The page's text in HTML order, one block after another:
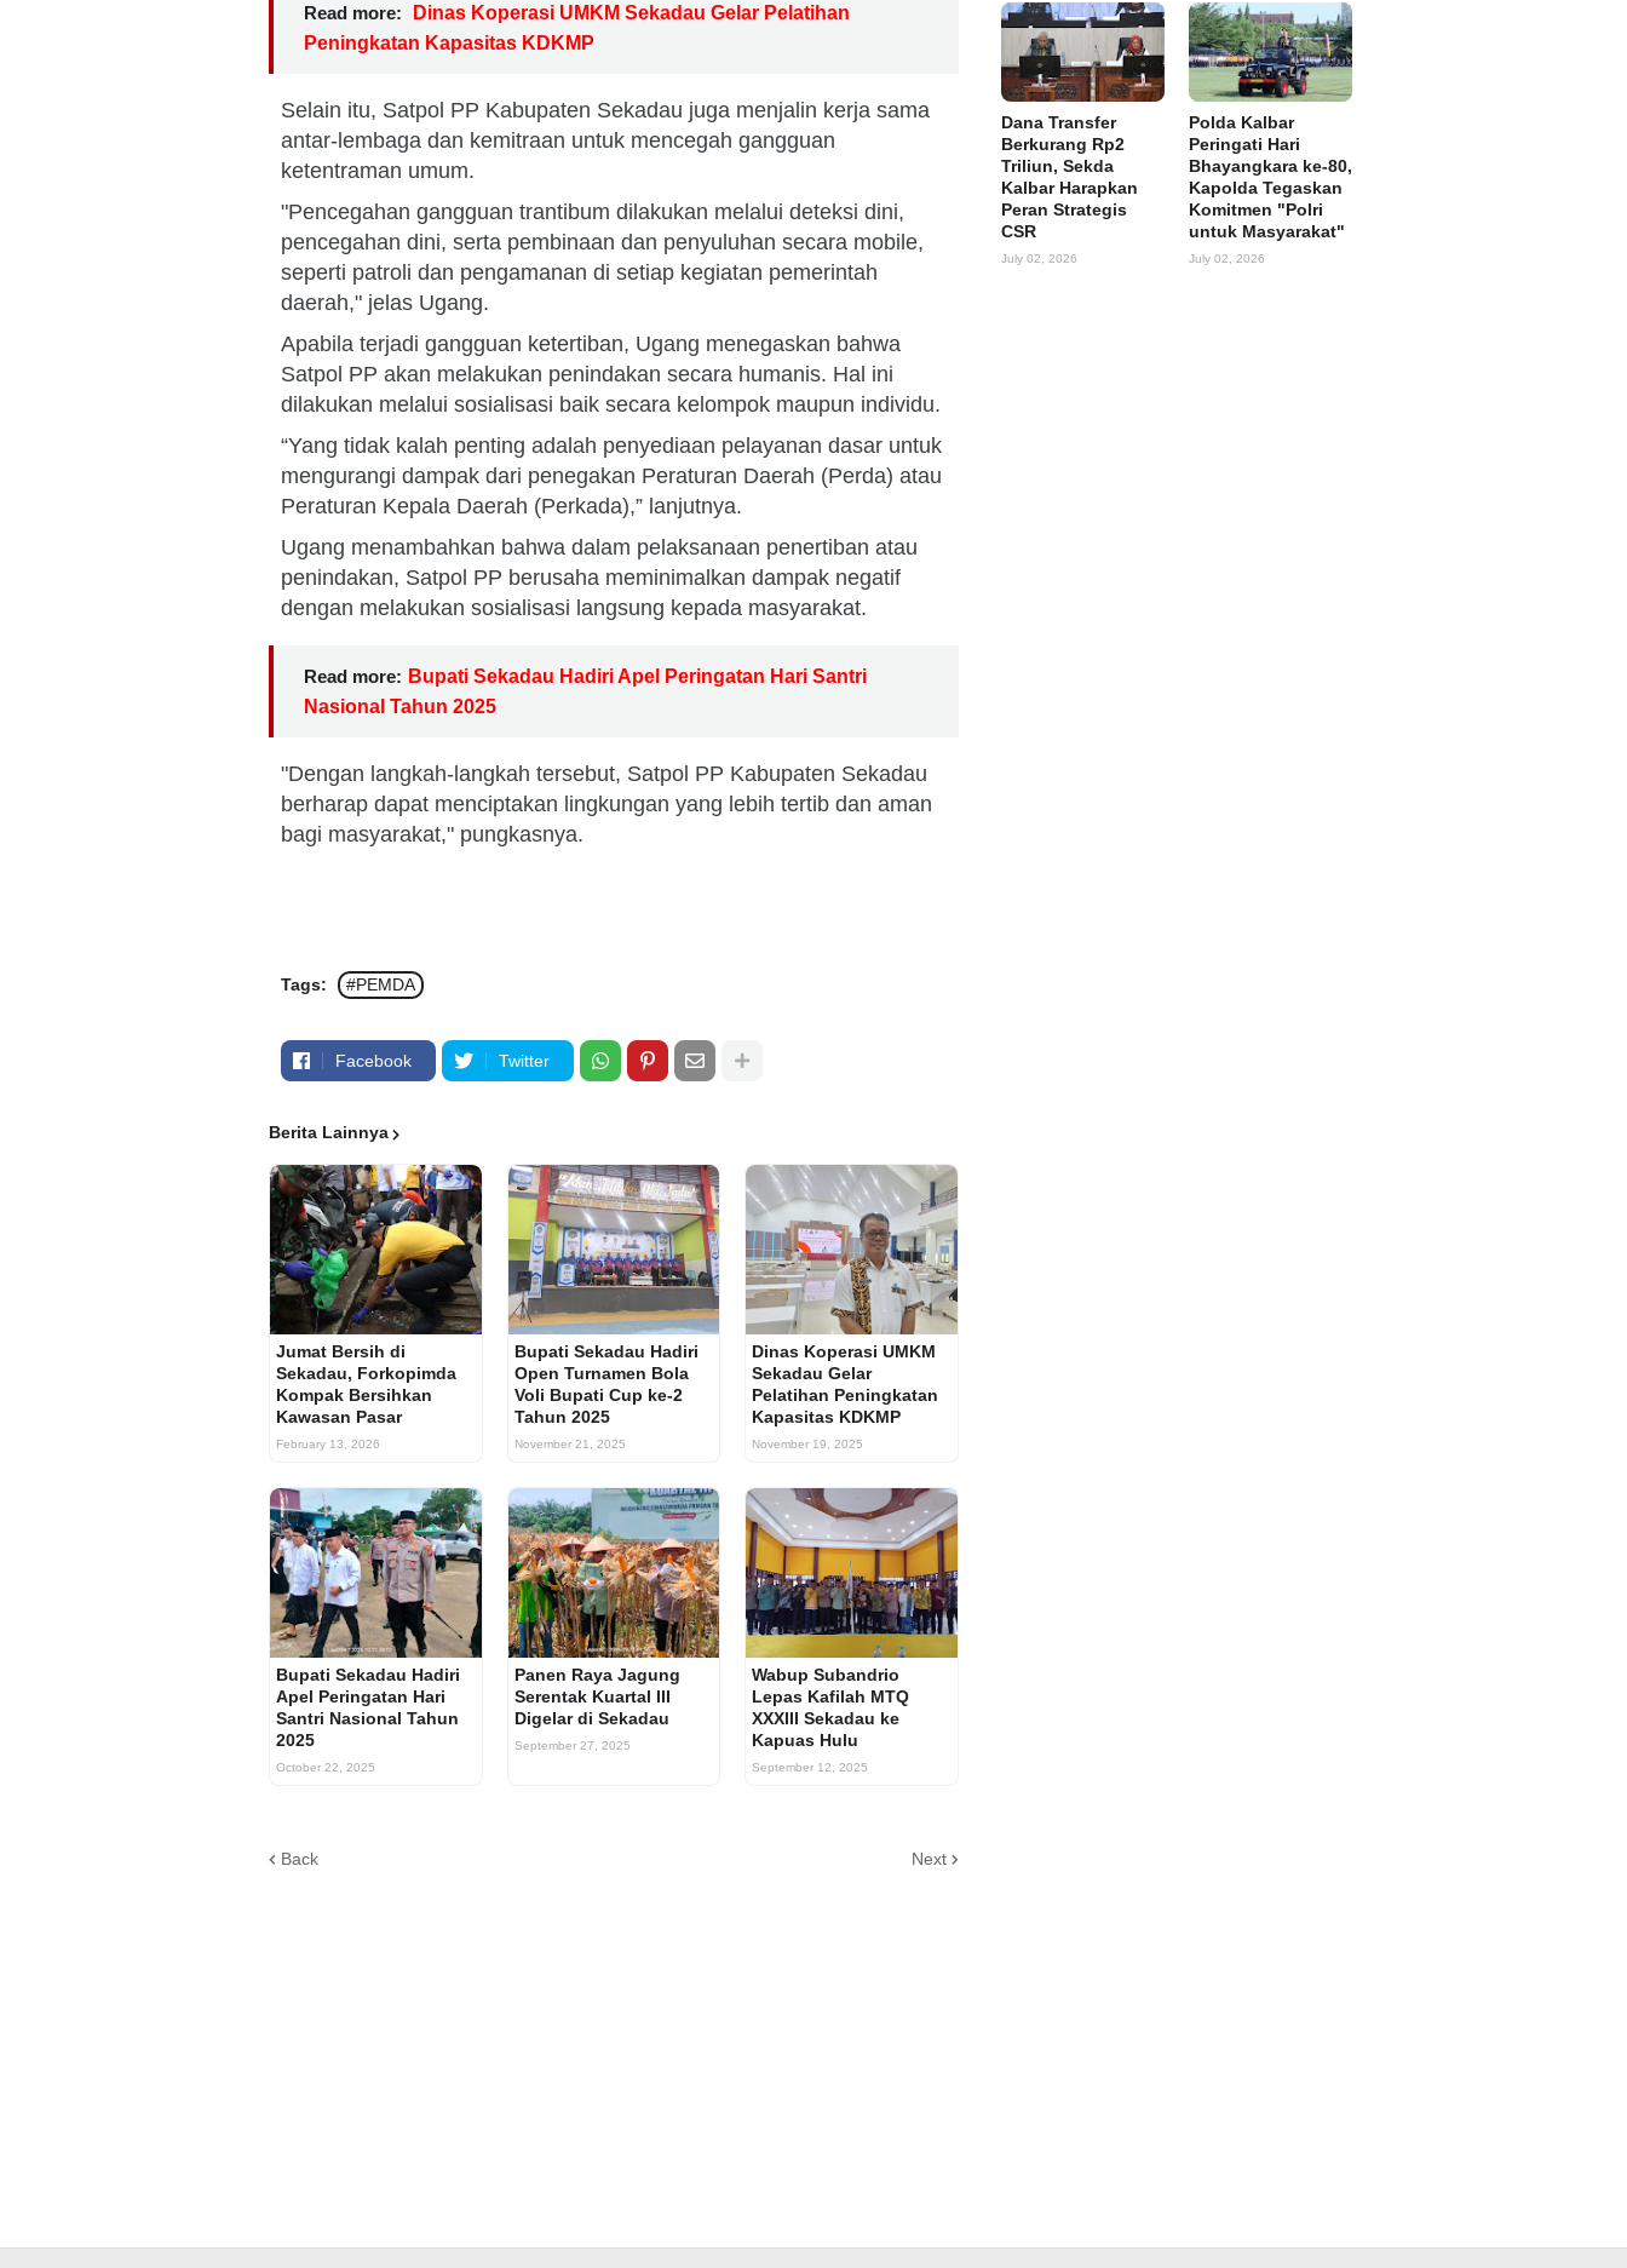
Read more:
Dinas Koperasi UMKM Sekadau Gelar Pelatihan
Peningkatan Kapasitas KDKMP
Selain itu, Satpol PP Kabupaten Sekadau juga menjalin kerja sama
antar-lembaga dan kemitraan untuk mencegah gangguan
ketentraman umum.
"Pencegahan gangguan trantibum dilakukan melalui deteksi dini,
pencegahan dini, serta pembinaan dan penyuluhan secara mobile,
seperti patroli dan pengamanan di setiap kegiatan pemerintah
daerah," jelas Ugang.
Apabila terjadi gangguan ketertiban, Ugang menegaskan bahwa
Satpol PP akan melakukan penindakan secara humanis. Hal ini
dilakukan melalui sosialisasi baik secara kelompok maupun individu.
“Yang tidak kalah penting adalah penyediaan pelayanan dasar untuk
mengurangi dampak dari penegakan Peraturan Daerah (Perda) atau
Peraturan Kepala Daerah (Perkada),” lanjutnya.
Ugang menambahkan bahwa dalam pelaksanaan penertiban atau
penindakan, Satpol PP berusaha meminimalkan dampak negatif
dengan melakukan sosialisasi langsung kepada masyarakat.
Read more: Bupati Sekadau Hadiri Apel Peringatan Hari Santri
Nasional Tahun 2025
"Dengan langkah-langkah tersebut, Satpol PP Kabupaten Sekadau
berharap dapat menciptakan lingkungan yang lebih tertib dan aman
bagi masyarakat," pungkasnya.
Tags: #PEMDA
Facebook Twitter
Berita Lainnya
Jumat Bersih di
Sekadau, Forkopimda
Kompak Bersihkan
Kawasan Pasar
February 13, 2026
Bupati Sekadau Hadiri
Open Turnamen Bola
Voli Bupati Cup ke-2
Tahun 2025
November 21, 2025
Dinas Koperasi UMKM
Sekadau Gelar
Pelatihan Peningkatan
Kapasitas KDKMP
November 19, 2025
Bupati Sekadau Hadiri
Apel Peringatan Hari
Santri Nasional Tahun
2025
October 22, 2025
Panen Raya Jagung
Serentak Kuartal III
Digelar di Sekadau
September 27, 2025
Wabup Subandrio
Lepas Kafilah MTQ
XXXIII Sekadau ke
Kapuas Hulu
September 12, 2025
Back Next
Dana Transfer
Berkurang Rp2
Triliun, Sekda
Kalbar Harapkan
Peran Strategis
CSR
July 02, 2026
Polda Kalbar
Peringati Hari
Bhayangkara ke-80,
Kapolda Tegaskan
Komitmen "Polri
untuk Masyarakat"
July 02, 2026